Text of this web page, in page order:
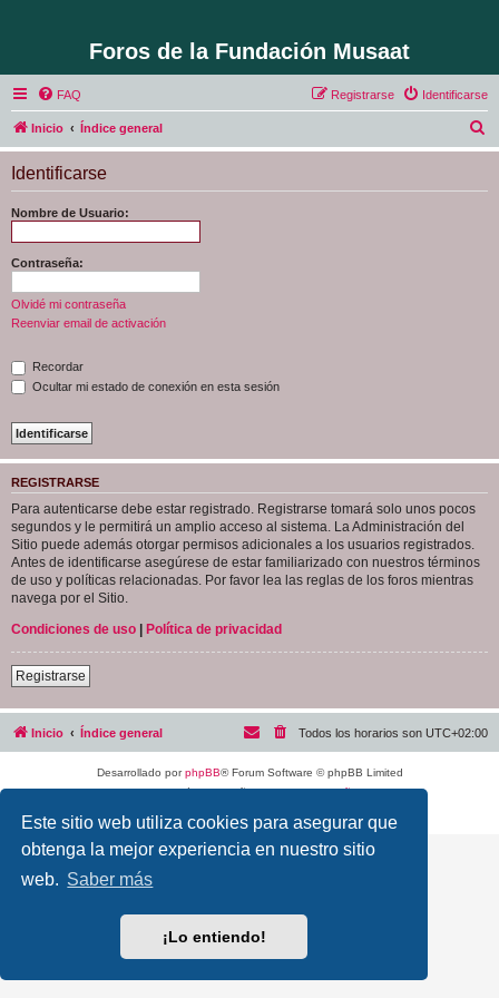
Este sitio web utiliza cookies para asegurar que
obtenga la mejor experiencia en nuestro sitio
web. Saber más
¡Lo entiendo!
Foros de la Fundación Musaat
FAQ Identificarse
Registrarse
Inicio Índice general
u
Identificarse
Nombre de Usuario:
Contraseña:
Olvidé mi contraseña
Reenviar email de activación
Recordar
Ocultar mi estado de conexión en esta sesión
REGISTRARSE
Para autenticarse debe estar registrado. Registrarse tomará solo unos pocos
segundos y le permitirá un amplio acceso al sistema. La Administración del
Sitio puede además otorgar permisos adicionales a los usuarios registrados.
Antes de identificarse asegúrese de estar familiarizado con nuestros términos
de uso y políticas relacionadas. Por favor lea las reglas de los foros mientras
navega por el Sitio.
Condiciones de uso | Política de privacidad
Registrarse
Inicio Índice general Todos los horarios son UTC+02:00
Desarrollado porphpBB® Forum Software © phpBB Limited
Traducción al español porphpBB España